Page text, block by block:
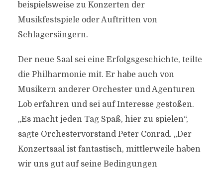
beispielsweise zu Konzerten der
Musikfestspiele oder Auftritten von
Schlagersängern.
Der neue Saal sei eine Erfolgsgeschichte, teilte
die Philharmonie mit. Er habe auch von
Musikern anderer Orchester und Agenturen
Lob erfahren und sei auf Interesse gestoßen.
„Es macht jeden Tag Spaß, hier zu spielen“,
sagte Orchestervorstand Peter Conrad. „Der
Konzertsaal ist fantastisch, mittlerweile haben
wir uns gut auf seine Bedingungen